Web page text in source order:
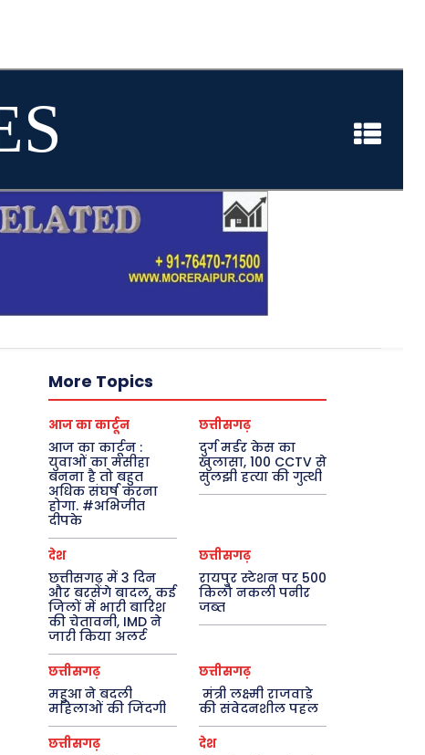
More Topics
आज का कार्टून
आज का कार्टून :
युवाओं का मसीहा
बनना है तो बहुत
अधिक संघर्ष करना
होगा. #अभिजीत
दीपके
छत्तीसगढ़
दुर्ग मर्डर केस का
खुलासा, 100 CCTV से
सुलझी हत्या की गुत्थी
देश
छत्तीसगढ़ में 3 दिन
और बरसेंगे बादल, कई
जिलों में भारी बारिश
की चेतावनी, IMD ने
जारी किया अलर्ट
छत्तीसगढ़
रायपुर स्टेशन पर 500
किलो नकली पनीर
जब्त
छत्तीसगढ़
महुआ ने बदली
महिलाओं की जिंदगी
छत्तीसगढ़
मंत्री लक्ष्मी राजवाड़े
की संवेदनशील पहल
छत्तीसगढ़ देश